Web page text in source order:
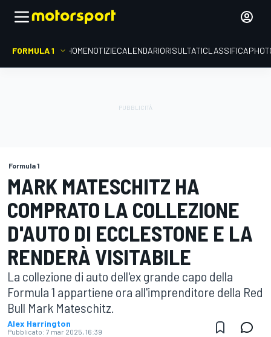
FORMULA 1 HOMENOTIZIECALENDARIORISULTATICLASSIFICA
Formula 1
MARK MATESCHITZ HA
COMPRATO LA COLLEZIONE
D'AUTO DI ECCLESTONE E LA
RENDERÀ VISITABILE
La collezione di auto dell'ex grande capo della
Formula 1 appartiene ora all'imprenditore della Red
Bull Mark Mateschitz.
Alex Harrington
Pubblicato: 7 mar 2025, 16:39